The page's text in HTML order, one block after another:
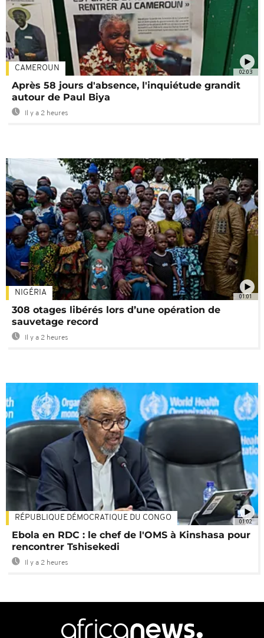
02:03
CAMEROUN
Après 58 jours d'absence, l'inquiétude grandit
autour de Paul Biya
Il y a 2 heures
01:01
NIGÉRIA
308 otages libérés lors d’une opération de
sauvetage record
Il y a 2 heures
01:02
RÉPUBLIQUE DÉMOCRATIQUE DU CONGO
Ebola en RDC : le chef de l'OMS à Kinshasa pour
rencontrer Tshisekedi
Il y a 2 heures